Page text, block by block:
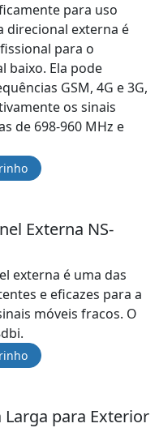
para uso
direcional externa é
para o
baixo. Ela pode
GSM, 4G e 3G,
os sinais
de 698-960 MHz e
Externa NS-
externa é uma das
e eficazes para a
móveis fracos. O
Larga para Exterior